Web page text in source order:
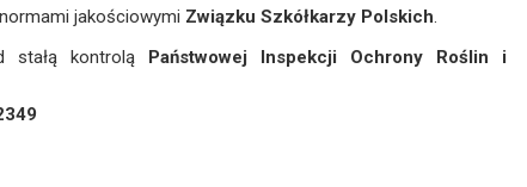
jakościowymi Związku Szkółkarzy Polskich.
stałą kontrolą Państwowej Inspekcji Ochrony Roślin i